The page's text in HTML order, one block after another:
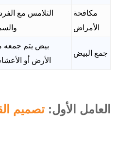
مكافحة
الأمراض
التلامس مع
جمع البيض
بيض يتم جمعه
الأرض أو
العامل الأول:تصميم